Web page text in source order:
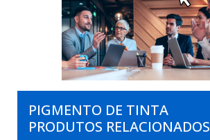
PIGMENTO DE TINTA
PRODUTOS RELACIONADOS